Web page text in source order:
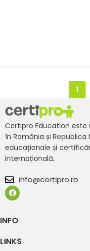
1
Certipro Education
în România și
educaționale și
internațională.
info@certipro.ro
INFO
LINKS